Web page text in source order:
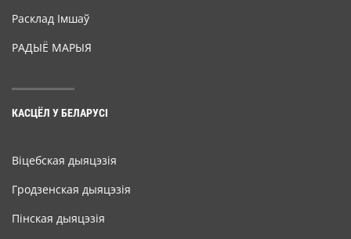
Расклад Імшаў
РАДЫЁ МАРЫЯ
КАСЦЁЛ У БЕЛАРУСІ
Віцебская дыяцэзія
Гродзенская дыяцэзія
Пінская дыяцэзія